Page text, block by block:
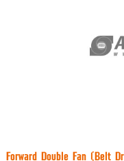
Forward Double Fan (Belt